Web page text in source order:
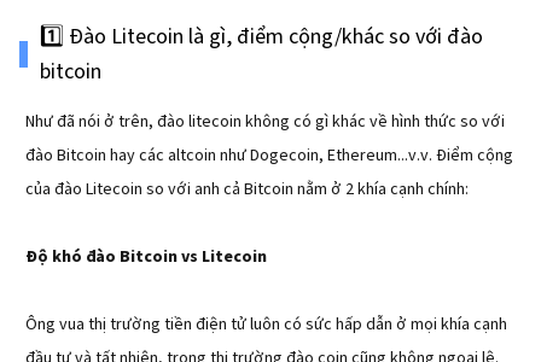
1️⃣ Đào Litecoin là gì, điểm cộng/khác so với đào
bitcoin
Như đã nói ở trên, đào litecoin không có gì khác về hình thức so với
đào Bitcoin hay các altcoin như Dogecoin, Ethereum...v.v. Điểm cộng
của đào Litecoin so với anh cả Bitcoin nằm ở 2 khía cạnh chính:
Độ khó đào Bitcoin vs Litecoin
Ông vua thị trường tiền điện tử luôn có sức hấp dẫn ở mọi khía cạnh